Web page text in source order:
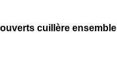
cuillère ensemble